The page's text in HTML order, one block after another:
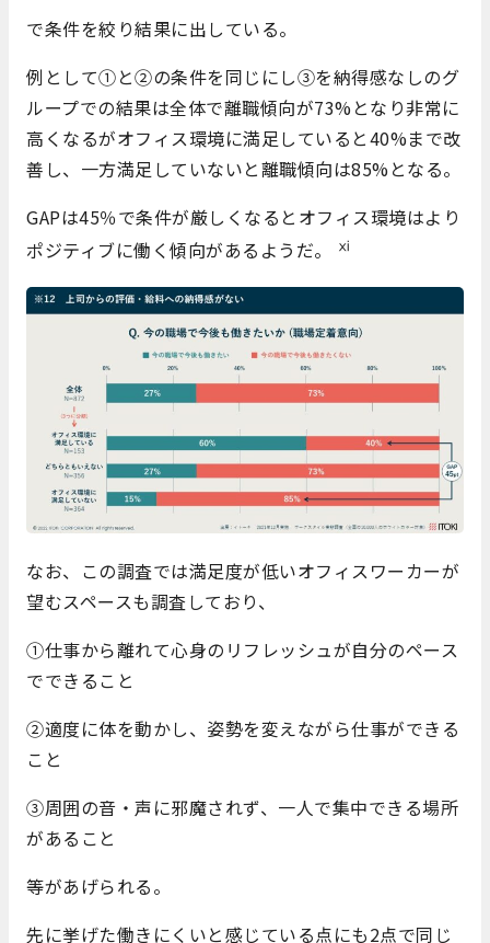
で条件を絞り結果に出している。
例として①と②の条件を同じにし③を納得感なしのグ
ループでの結果は全体で離職傾向が73%となり非常に
高くなるがオフィス環境に満足していると40%まで改
善し、一方満足していないと離職傾向は85%となる。
GAPは45％で条件が厳しくなるとオフィス環境はより
ポジティブに働く傾向があるようだ。
ⅺ
なお、この調査では満足度が低いオフィスワーカーが
望むスペースも調査しており、
①仕事から離れて心身のリフレッシュが自分のペース
でできること
②適度に体を動かし、姿勢を変えながら仕事ができる
こと
③周囲の音・声に邪魔されず、一人で集中できる場所
があること
等があげられる。
先に挙げた働きにくいと感じている点にも2点で同じ